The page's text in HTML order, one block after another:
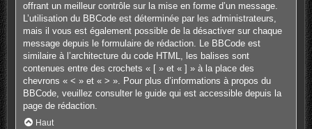
offrant un meilleur contrôle sur la mise en forme d’un message.
L’utilisation du BBCode est déterminée par les administrateurs,
mais il vous est également possible de la désactiver sur chaque
message depuis le formulaire de rédaction. Le BBCode est
similaire à l’architecture du code HTML, les balises sont
contenues entre des crochets « [ » et « ] » à la place des
chevrons « < » et « > ». Pour plus d’informations à propos du
BBCode, veuillez consulter le guide qui est accessible depuis la
page de rédaction.
Haut